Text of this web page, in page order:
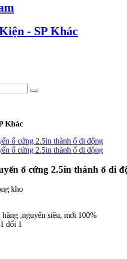
- SP Khác
Khác
ổ cứng 2.5in thành ổ di
kho
,nguyên siêu, mới 100%
đổi 1